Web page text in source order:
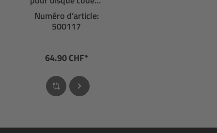
avec connecteur
JST
Numéro d’article:
500117
64.90 CHF*